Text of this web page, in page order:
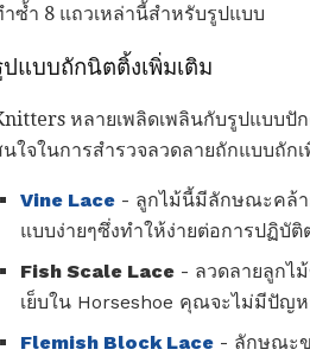
ซ้ำ 8 แถวเหล่านี้สำหรับรูปแบบ
ปแบบถักนิตติ้งเพิ่มเติม
หลายเพลิดเพลินกับรูปแบบปั
นใจในการสำรวจลวดลายถักแบบถัก
Vine Lace - ลูกไม้นี้มีลักษณะคล้า
แบบง่ายๆซึ่งทำให้ง่ายต่อการปฏิบัติ
Fish Scale Lace - ลวดลายลูกไ
เย็บใน Horseshoe คุณจะไม่มีปัญห
Flemish Block Lace - ลักษณะข